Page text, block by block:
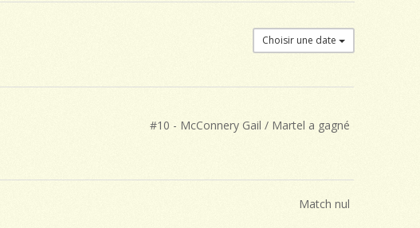
Choisir une date
#10 - McConnery Gail / Martel a gagné
Match nul